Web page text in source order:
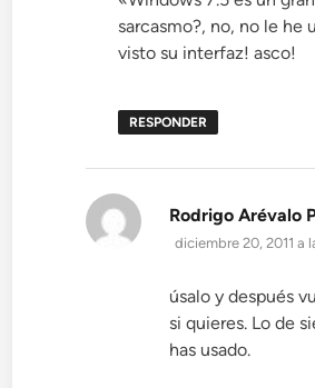
sarcasmo?, no, no le he
visto su interfaz! asco!
RESPONDER
Rodrigo Arévalo
diciembre 20, 2011 a
úsalo y después
si quieres. Lo de
has usado.